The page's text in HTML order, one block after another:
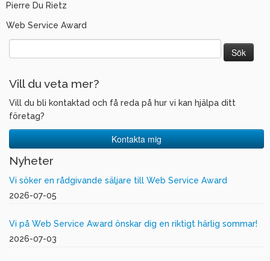
Pierre Du Rietz
Web Service Award
efter:
Vill du veta mer?
Vill du bli kontaktad och få reda på hur vi kan hjälpa ditt
företag?
Kontakta mig
Nyheter
Vi söker en rådgivande säljare till Web Service Award
2026-07-05
Vi på Web Service Award önskar dig en riktigt härlig sommar!
2026-07-03